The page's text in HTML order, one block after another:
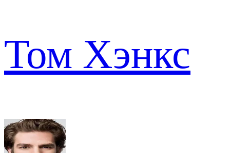
Том Хэнкс